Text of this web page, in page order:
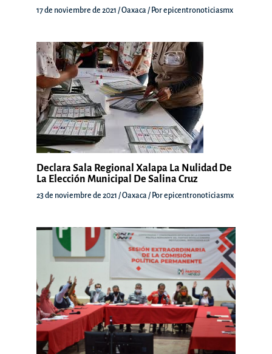
17 de noviembre de 2021 /Oaxaca / Porepicentronoticiasmx
Declara Sala Regional Xalapa La Nulidad De
La Elección Municipal De Salina Cruz
23 de noviembre de 2021 /Oaxaca / Porepicentronoticiasmx